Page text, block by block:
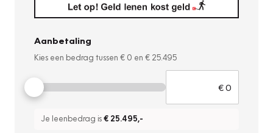
Aanbetaling
Kies een bedrag tussen € 0 en € 25.495
Je leenbedrag is€ 25.495,-